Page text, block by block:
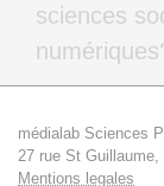
sciences
médialab Sciences
27 rue St Guillaume,
Mentions legales